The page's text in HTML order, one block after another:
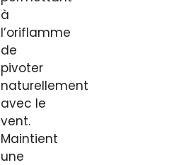
à
l’oriflamme
de
pivoter
naturellement
avec le
vent.
Maintient
une